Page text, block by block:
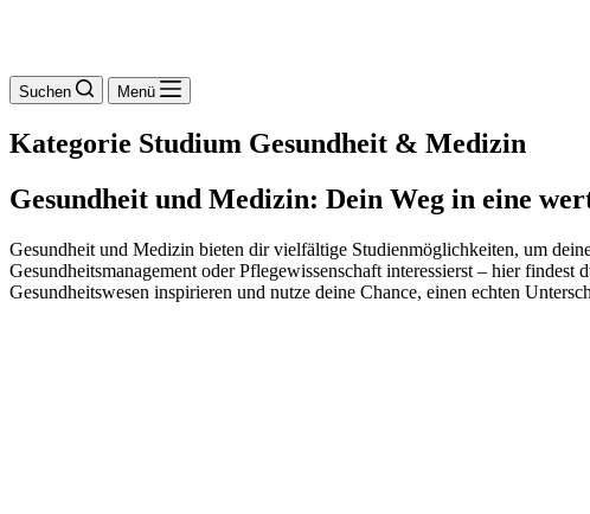
Suchen Menü
Kategorie Studium Gesundheit & Medizin
Gesundheit und Medizin: Dein Weg in eine
Gesundheit und Medizin bieten dir vielfältige Studienmöglichkeiten, um
Gesundheitsmanagement oder Pflegewissenschaft interessierst – hier
Gesundheitswesen inspirieren und nutze deine Chance, einen echten